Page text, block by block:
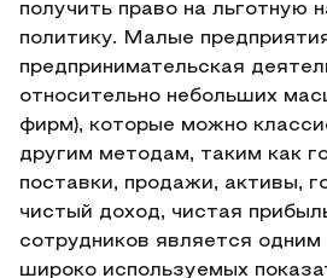
получить право на льготную
политику. Малые
предпринимательская
относительно небольших
фирм), которые можно
другим методам, таким как
поставки, продажи, активы,
чистый доход, чистая
сотрудников является одним
широко используемых